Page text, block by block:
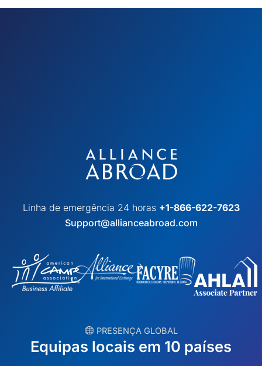
Linha de emergência 24 horas +1-866-622-7623
Support@allianceabroad.com
︎ PRESENÇA GLOBAL
Equipas locais em 10 países